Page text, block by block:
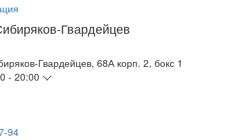
Гвардейцев
Гвардейцев, 68А корп. 2, бокс 1
- 20:00
94